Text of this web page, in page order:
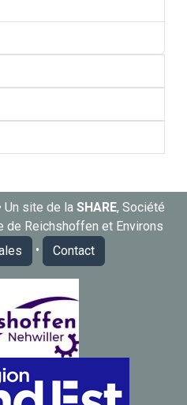
Un site de la SHARE, Société
de Reichshoffen et Environs
• Contact